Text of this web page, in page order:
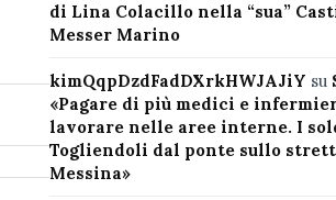
di Lina Colacillo nella “sua”
Messer Marino
kimQqpDzdFadDXrkHWJAJiY su
«Pagare di più medici e
lavorare nelle aree interne. I
Togliendoli dal ponte sullo
Messina»